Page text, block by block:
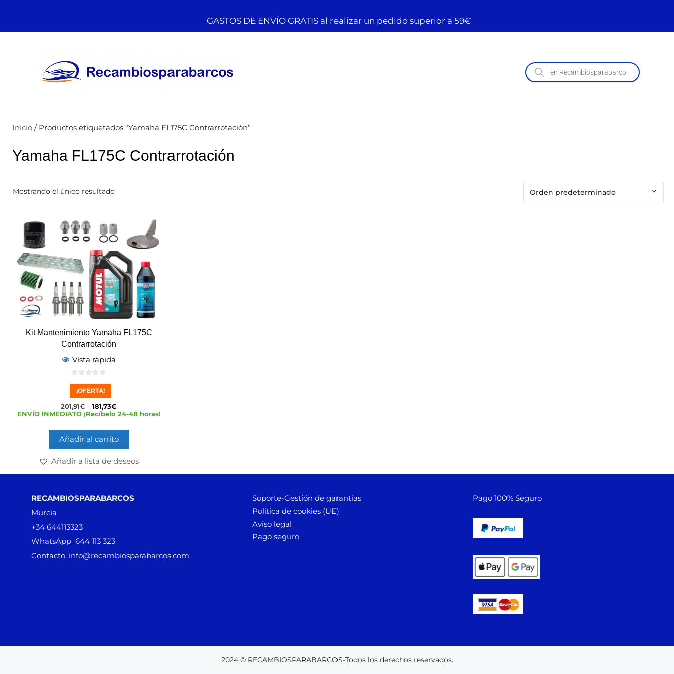
GASTOS DE ENVÍO GRATIS al realizar un pedido superior a 59€
Inicio / Productos etiquetados “Yamaha FL175C Contrarrotación”
Yamaha FL175C Contrarrotación
Mostrando el único resultado
Kit Mantenimiento Yamaha FL175C
Contrarrotación
Vista rápida
5
¡OFERTA!
201,91€ 181,73€
ENVÍO INMEDIATO ¡Recíbelo 24-48 horas!
Añadir al carrito
Añadir a lista de deseos
RECAMBIOSPARABARCOS
Murcia
+34 644113323
WhatsApp 644 113 323
Contacto: info@recambiosparabarcos.com
Soporte-Gestión de garantías
Política de cookies (UE)
Aviso legal
Pago seguro
Pago 100% Seguro
2024 © RECAMBIOSPARABARCOS-Todos los derechos reservados.